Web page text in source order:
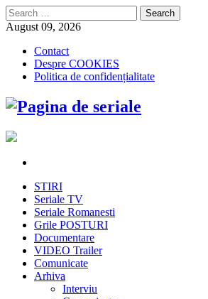
Search
for:
August 09, 2026
Contact
Despre COOKIES
Politica de confidențialitate
STIRI
Seriale TV
Seriale Romanesti
Grile POSTURI
Documentare
VIDEO Trailer
Comunicate
Arhiva
Interviu